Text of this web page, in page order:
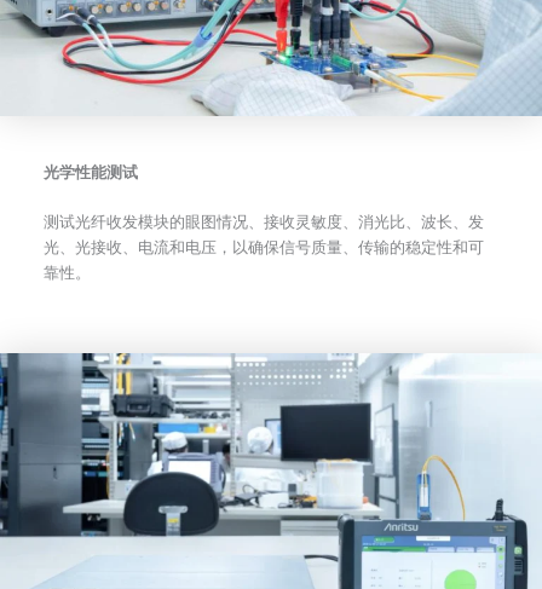
光学性能测试
测试光纤收发模块的眼图情况、接收灵敏度、消光比、波长、发
光、光接收、电流和电压，以确保信号质量、传输的稳定性和可
靠性。